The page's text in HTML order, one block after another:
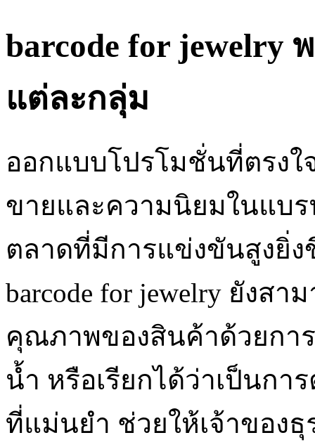
barcode for jewelry
แต่ละกลุ่ม
ออกแบบโปรโมชั่นที่ตรง
ขายและความนิยมในแบ
ตลาดที่มีการแข่งขันสูงยิ่
barcode for jewelry ยังส
คุณภาพของสินค้าด้วยกา
น้ำ หรือเรียกได้ว่าเป็นกา
ที่แม่นยำ ช่วยให้เจ้าของ